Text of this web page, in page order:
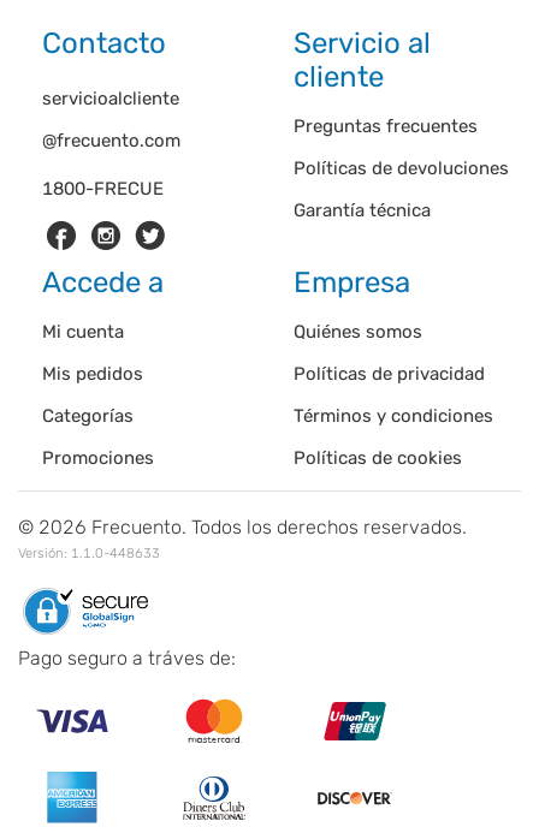
Contacto
1800-FRECUE
servicioalcliente
@frecuento.com
Servicio al
cliente
Preguntas frecuentes
Políticas de devoluciones
Garantía técnica
Accede a
Mi cuenta
Mis pedidos
Categorías
Promociones
Empresa
Quiénes somos
Políticas de privacidad
Términos y condiciones
Políticas de cookies
© 2026 Frecuento. Todos los derechos reservados.
Versión: 1.1.0-448633
Pago seguro a tráves de: